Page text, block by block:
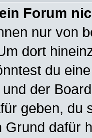
Forum
nur von
dort
du
der
geben, du
Grund dafür